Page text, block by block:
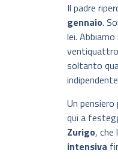
Il padre
gennaio.
lei.
soltanto
Un
qui a
Zurigo, che
intensiva